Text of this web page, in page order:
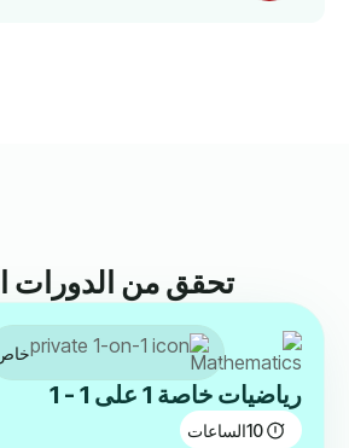
تحقق من الدورات
رياضيات خاصة 1 على 1 - 1
10الساعات